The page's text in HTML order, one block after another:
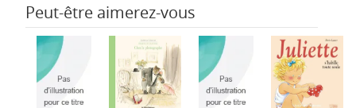
Peut-être aimerez-vous